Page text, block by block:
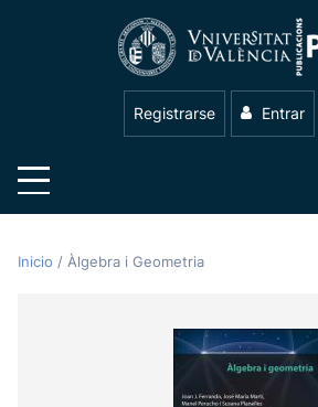
Registrarse Entrar
Inicio / Àlgebra i Geometria